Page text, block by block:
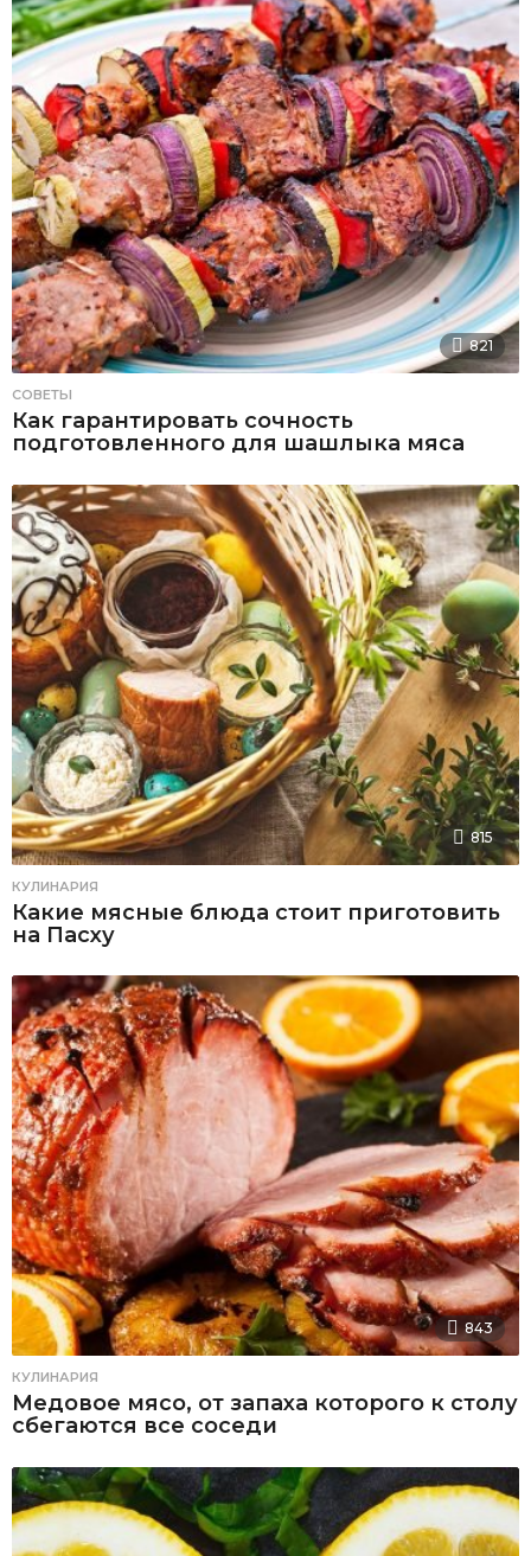
821
СОВЕТЫ
Как гарантировать сочность
подготовленного для шашлыка мяса
815
КУЛИНАРИЯ
Какие мясные блюда стоит приготовить
на Пасху
843
КУЛИНАРИЯ
Медовое мясо, от запаха которого к столу
сбегаются все соседи